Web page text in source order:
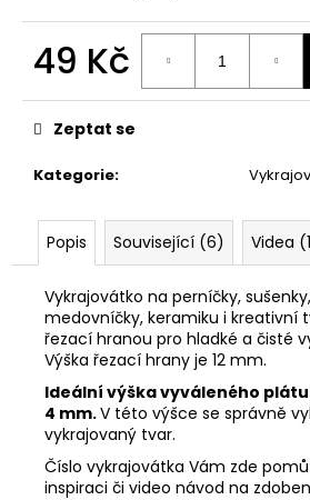
49 Kč
cena:
Kategorie:
Zeptat se
Popis Související (6) Videa
Vykrajovátko na perníčky,
medovníčky, keramiku i kreativní
řezací hranou pro hladké a čisté
Výška řezací hrany je 12 mm.
Ideální výška vyváleného
4 mm.V této výšce se správně
vykrajovaný tvar.
Číslo vykrajovátka Vám zde
inspiraci či video návod na
č
u
e
m
VYKRAJOVÁTKA
PODZIMNÍ
KOLEKCE
Kč